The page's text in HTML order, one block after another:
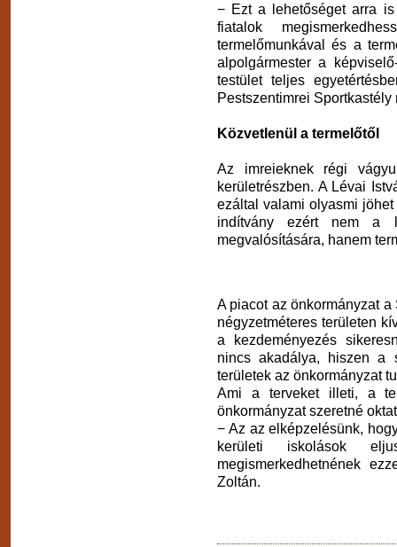
− Ezt a lehetőséget arra
fiatalok
termelőmunkával és a
alpolgármester a
testület teljes
Pestszentimrei
Közvetlenül a termelőtől
Az imreieknek régi
kerületrészben. A Lévai
ezáltal valami olyasmi
indítvány ezért nem a
megvalósítására, hanem
A piacot az önkormányzat
négyzetméteres területen
a kezdeményezés
nincs akadálya, hiszen a
területek az önkormányzat
Ami a terveket illeti, a
önkormányzat szeretné
− Az az elképzelésünk,
kerületi iskolások
megismerkedhetnének
Zoltán.